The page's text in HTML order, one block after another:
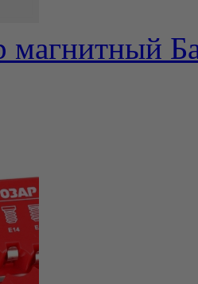
магнитный